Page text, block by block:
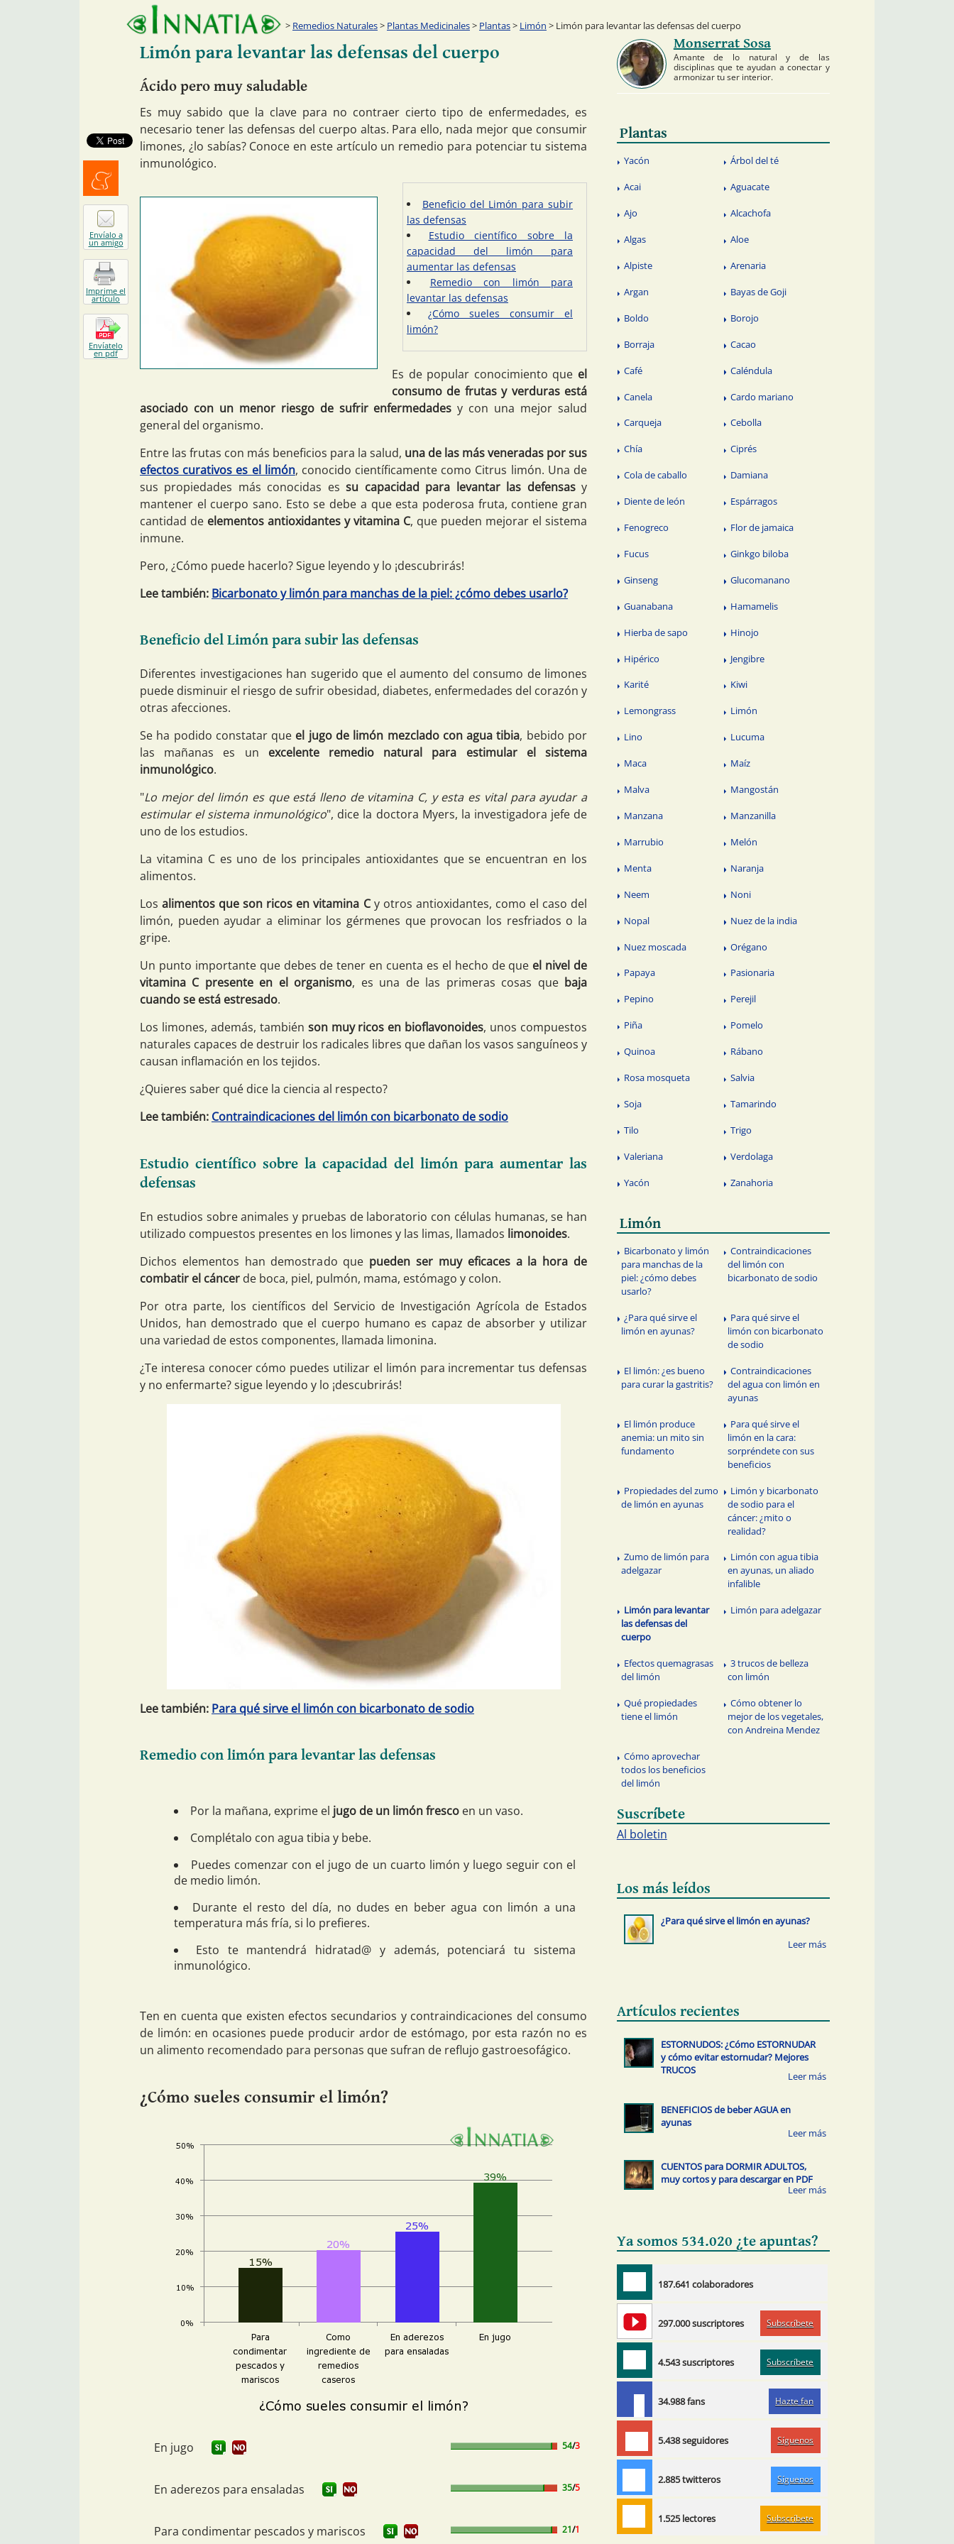
Remedios Naturales> Plantas Medicinales> Plantas> Limón > Limón para levantar las defensas del cuerpo
Limón para levantar las defensas del cuerpo
Ácido pero muy saludable
Es muy sabido que la clave para no contraer cierto tipo de enfermedades, es
necesario tener las defensas del cuerpo altas. Para ello, nada mejor que consumir
limones, ¿lo sabías? Conoce en este artículo un remedio para potenciar tu sistema
inmunológico.
Beneficio del Limón para subir
las defensas
Estudio científico sobre la
capacidad del limón para
aumentar las defensas
Remedio con limón para
levantar las defensas
¿Cómo sueles consumir el
limón?
Es de popular conocimiento que el
consumo de frutas y verduras está
asociado con un menor riesgo de sufrir enfermedades y con una mejor salud
general del organismo.
Entre las frutas con más beneficios para la salud, una de las más veneradas por sus
efectos curativos es el limón, conocido científicamente como Citrus limón. Una de
sus propiedades más conocidas essu capacidad para levantar las defensasy
mantener el cuerpo sano. Esto se debe a que esta poderosa fruta, contiene gran
cantidad de elementos antioxidantes y vitamina C, que pueden mejorar el sistema
inmune.
Pero, ¿Cómo puede hacerlo? Sigue leyendo y lo ¡descubrirás!
Lee también: Bicarbonato y limón para manchas de la piel: ¿cómo debes usarlo?
Beneficio del Limón para subir las defensas
Diferentes investigaciones han sugerido que el aumento del consumo de limones
puede disminuir el riesgo de sufrir obesidad, diabetes, enfermedades del corazón y
otras afecciones.
Se ha podido constatar que el jugo de limón mezclado con agua tibia, bebido por
las mañanas es un excelente remedio natural para estimular el sistema
inmunológico.
"Lo mejor del limón es que está lleno de vitamina C, y esta es vital para ayudar a
estimular el sistema inmunológico", dice la doctora Myers, la investigadora jefe de
uno de los estudios.
La vitamina C es uno de los principales antioxidantes que se encuentran en los
alimentos.
Losalimentos que son ricos en vitamina Cy otros antioxidantes, como el caso del
limón, pueden ayudar a eliminar los gérmenes que provocan los resfriados o la
gripe.
Un punto importante que debes de tener en cuenta es el hecho de que el nivel de
vitamina C presente en el organismo, es una de las primeras cosas que baja
cuando se está estresado.
Los limones, además, también son muy ricos en bioflavonoides, unos compuestos
naturales capaces de destruir los radicales libres que dañan los vasos sanguíneos y
causan inflamación en los tejidos.
¿Quieres saber qué dice la ciencia al respecto?
Lee también: Contraindicaciones del limón con bicarbonato de sodio
Estudio científico sobre la capacidad del limón para aumentar las
defensas
En estudios sobre animales y pruebas de laboratorio con células humanas, se han
utilizado compuestos presentes en los limones y las limas, llamados limonoides.
Dichos elementos han demostrado que pueden ser muy eficaces a la hora de
combatir el cáncer de boca, piel, pulmón, mama, estómago y colon.
Por otra parte, los científicos del Servicio de Investigación Agrícola de Estados
Unidos, han demostrado que el cuerpo humano es capaz de absorber y utilizar
una variedad de estos componentes, llamada limonina.
¿Te interesa conocer cómo puedes utilizar el limón para incrementar tus defensas
y no enfermarte? sigue leyendo y lo ¡descubrirás!
Lee también: Para qué sirve el limón con bicarbonato de sodio
Remedio con limón para levantar las defensas
Por la mañana, exprime el jugo de un limón fresco en un vaso.
Complétalo con agua tibia y bebe.
Puedes comenzar con el jugo de un cuarto limón y luego seguir con el
de medio limón.
Durante el resto del día, no dudes en beber agua con limón a una
temperatura más fría, si lo prefieres.
Esto te mantendrá hidratad@ y además, potenciará tu sistema
inmunológico.
Ten en cuenta que existen efectos secundarios y contraindicaciones del consumo
de limón: en ocasiones puede producir ardor de estómago, por esta razón no es
un alimento recomendado para personas que sufran de reflujo gastroesofágico.
¿Cómo sueles consumir el limón?
En jugo 54/3
En aderezos para ensaladas 35/5
Para condimentar pescados y mariscos 21/1
Monserrat Sosa
Amante de lo natural y de las
disciplinas que te ayudan a conectar y
armonizar tu ser interior.
Plantas
Yacón Árbol del té
Acai Aguacate
Ajo Alcachofa
Algas Aloe
Alpiste Arenaria
Argan Bayas de Goji
Boldo Borojo
Borraja Cacao
Café Caléndula
Canela Cardo mariano
Carqueja Cebolla
Chía Ciprés
Cola de caballo Damiana
Diente de león Espárragos
Fenogreco Flor de jamaica
Fucus Ginkgo biloba
Ginseng Glucomanano
Guanabana Hamamelis
Hierba de sapo Hinojo
Hipérico Jengibre
Karité Kiwi
Lemongrass Limón
Lino Lucuma
Maca Maíz
Malva Mangostán
Manzana Manzanilla
Marrubio Melón
Menta Naranja
Neem Noni
Nopal Nuez de la india
Nuez moscada Orégano
Papaya Pasionaria
Pepino Perejil
Piña Pomelo
Quinoa Rábano
Rosa mosqueta Salvia
Soja Tamarindo
Tilo Trigo
Valeriana Verdolaga
Yacón Zanahoria
Limón
Bicarbonato y limón
para manchas de la
piel: ¿cómo debes
usarlo?
Contraindicaciones
del limón con
bicarbonato de sodio
¿Para qué sirve el
limón en ayunas?
Para qué sirve el
limón con bicarbonato
de sodio
El limón: ¿es bueno
para curar la gastritis?
Contraindicaciones
del agua con limón en
ayunas
El limón produce
anemia: un mito sin
fundamento
Para qué sirve el
limón en la cara:
sorpréndete con sus
beneficios
Propiedades del zumo
de limón en ayunas
Limón y bicarbonato
de sodio para el
cáncer: ¿mito o
realidad?
Zumo de limón para
adelgazar
Limón con agua tibia
en ayunas, un aliado
infalible
Limón para levantar
las defensas del
cuerpo
Limón para adelgazar
Efectos quemagrasas
del limón
3 trucos de belleza
con limón
Qué propiedades
tiene el limón
Cómo obtener lo
mejor de los vegetales,
con Andreina Mendez
Cómo aprovechar
todos los beneficios
del limón
Suscríbete
Al boletin
Los más leídos
¿Para qué sirve el limón en ayunas?
Artículos recientes
ESTORNUDOS: ¿Cómo ESTORNUDAR
y cómo evitar estornudar? Mejores
TRUCOS
BENEFICIOS de beber AGUA en
ayunas
CUENTOS para DORMIR ADULTOS,
muy cortos y para descargar en PDF
Ya somos 534.020 ¿te apuntas?
187.641 colaboradores
297.000 suscriptores Subscríbete
4.543 suscriptores Subscríbete
34.988 fans Hazte fan
5.438 seguidores Síguenos
2.885 twitteros Síguenos
1.525 lectores Subscríbete
Menéalo
Envíalo a
un amigo
Imprime el
artículo
Envíatelo
en pdf